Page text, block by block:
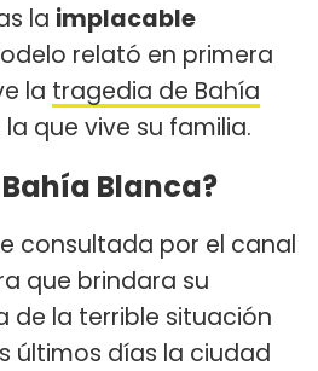
la implacable
relató en primera
la tragedia de Bahía
que vive su familia.
Blanca?
consultada por el canal
que brindara su
de la terrible situación
últimos días la ciudad